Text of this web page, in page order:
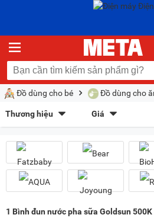
Đồ dùng cho bé Đồ dùng cho
Thương hiệu
Fatzbaby (41)
Rhinox(2)
Nagakawa(1)
Giá
Sắp xếp theo
Bán chạy nhất Giá tăng dần
Mới nhất Trả góp META gợi ý
1 Bình đun nước pha sữa Goldsun